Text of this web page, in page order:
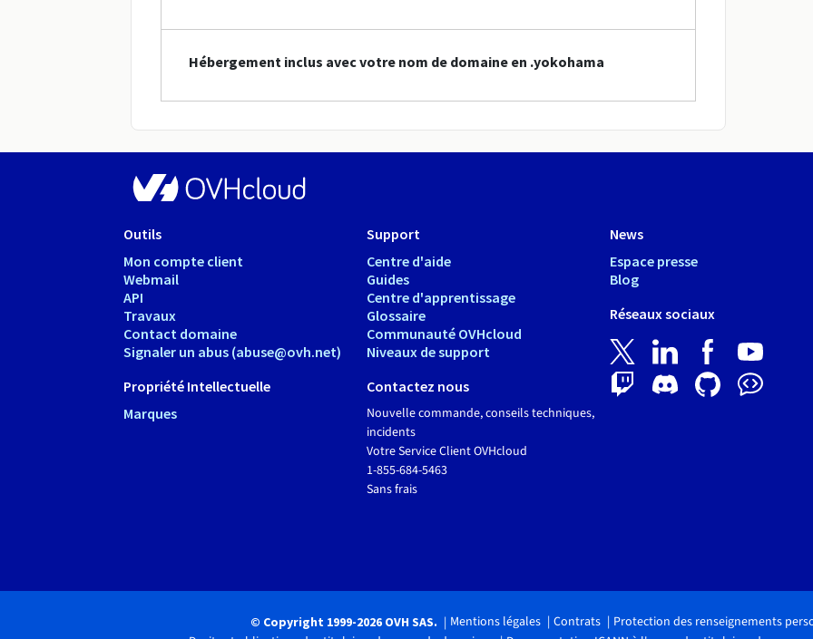
Hébergement inclus avec votre nom de domaine en .yokohama
Outils
Mon compte client
Webmail
API
Travaux
Contact domaine
Signaler un abus (abuse@ovh.net)
Propriété Intellectuelle
Marques
Support
Centre d'aide
Guides
Centre d'apprentissage
Glossaire
Communauté OVHcloud
Niveaux de support
Contactez nous
Nouvelle commande, conseils techniques,
incidents
Votre Service Client OVHcloud
1-855-684-5463
Sans frais
News
Espace presse
Blog
Réseaux sociaux
© Copyright 1999-2026 OVH SAS. Mentions légales Contrats Protection des renseignements